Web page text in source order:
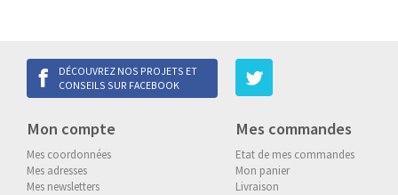
DÉCOUVREZ NOS PROJETS ET
CONSEILS SUR FACEBOOK
Mon compte
Mes coordonnées
Mes adresses
Mes newsletters
Mes commandes
Etat de mes commandes
Mon panier
Livraison